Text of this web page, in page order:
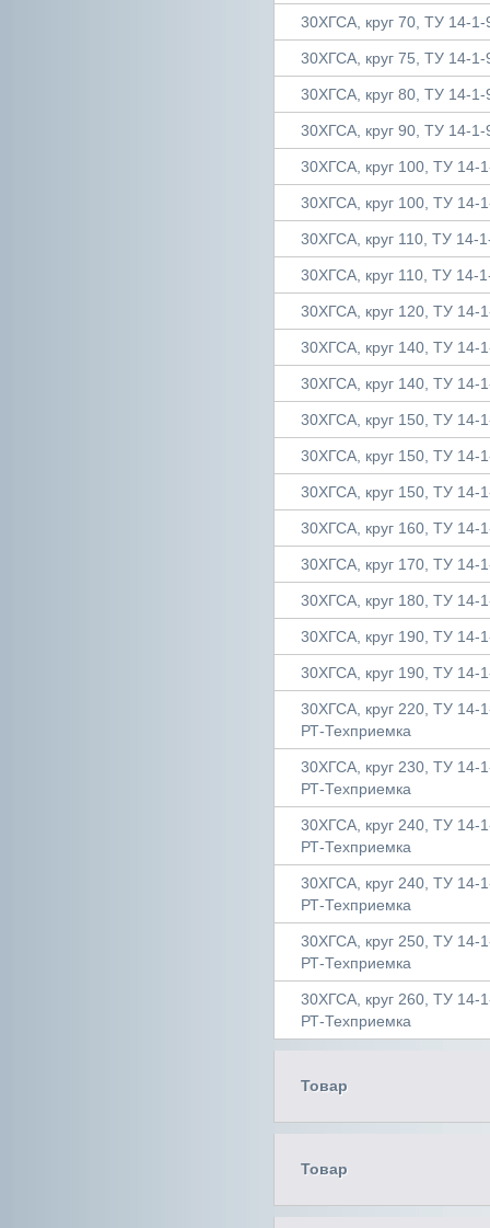
30ХГСА, круг 70, ТУ 14-
30ХГСА, круг 75, ТУ 14-
30ХГСА, круг 80, ТУ 14-
30ХГСА, круг 90, ТУ 14-
30ХГСА, круг 100, ТУ 14-
30ХГСА, круг 100, ТУ 14-
30ХГСА, круг 110, ТУ 14-
30ХГСА, круг 110, ТУ 14-
30ХГСА, круг 120, ТУ 14-
30ХГСА, круг 140, ТУ 14-
30ХГСА, круг 140, ТУ 14-
30ХГСА, круг 150, ТУ 14-
30ХГСА, круг 150, ТУ 14-
30ХГСА, круг 150, ТУ 14-
30ХГСА, круг 160, ТУ 14-
30ХГСА, круг 170, ТУ 14-
30ХГСА, круг 180, ТУ 14-
30ХГСА, круг 190, ТУ 14-
30ХГСА, круг 190, ТУ 14-
30ХГСА, круг 220, ТУ 14-
РТ-Техприемка
30ХГСА, круг 230, ТУ 14-
РТ-Техприемка
30ХГСА, круг 240, ТУ 14-
РТ-Техприемка
30ХГСА, круг 240, ТУ 14-
РТ-Техприемка
30ХГСА, круг 250, ТУ 14-
РТ-Техприемка
30ХГСА, круг 260, ТУ 14-
РТ-Техприемка
Товар
Товар